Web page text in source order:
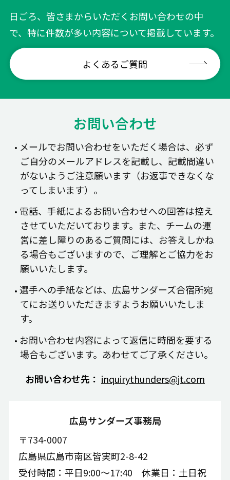
日ごろ、皆さまからいただくお問い合わせの中
で、特に件数が多い内容について掲載しています。
よくあるご質問
お問い合わせ
メールでお問い合わせをいただく場合は、必ず
ご自分のメールアドレスを記載し、記載間違い
がないようご注意願います（お返事できなくな
ってしまいます）。
電話、手紙によるお問い合わせへの回答は控え
させていただいております。また、チームの運
営に差し障りのあるご質問には、お答えしかね
る場合もございますので、ご理解とご協力をお
願いいたします。
選手への手紙などは、広島サンダーズ合宿所宛
てにお送りいただきますようお願いいたしま
す。
お問い合わせ内容によって返信に時間を要する
場合もございます。あわせてご了承ください。
お問い合わせ先： inquirythunders@jt.com
広島サンダーズ事務局
〒734-0007
広島県広島市南区皆実町2-8-42
受付時間：平日9:00〜17:40 休業日：土日祝